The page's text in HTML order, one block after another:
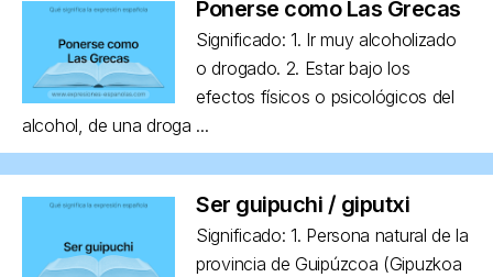
Ponerse como Las Grecas
Significado: 1. Ir muy alcoholizado
o drogado. 2. Estar bajo los
efectos físicos o psicológicos del
alcohol, de una droga ...
Ser guipuchi / giputxi
Significado: 1. Persona natural de la
provincia de Guipúzcoa (Gipuzkoa